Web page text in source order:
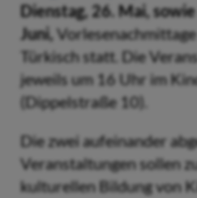
Dienstag, 26. Mai,
Juni,
Türkisch statt. Die
jeweils um 16 Uhr im
(Dippelstraße 10).
Die zwei aufeinander
Veranstaltungen sollen
kulturellen Bildung von